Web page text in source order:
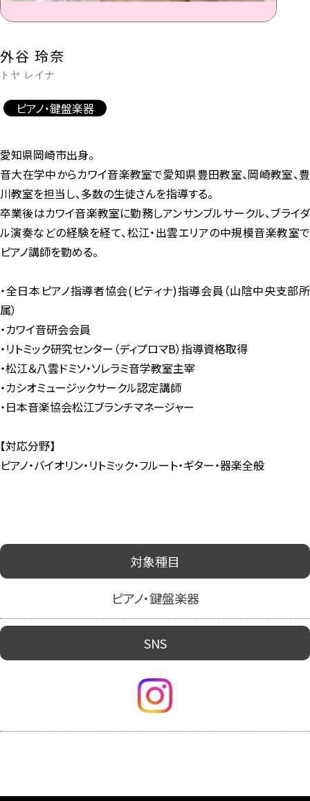
外谷 玲奈
トヤ レイナ
ピアノ・鍵盤楽器
愛知県岡崎市出身。
音大在学中からカワイ音楽教室で愛知県豊田教室、岡崎教室、豊
川教室を担当し、多数の生徒さんを指導する。
卒業後はカワイ音楽教室に勤務しアンサンブルサークル、ブライダ
ル演奏などの経験を経て、松江・出雲エリアの中規模音楽教室で
ピアノ講師を勤める。
・全日本ピアノ指導者協会(ピティナ)指導会員（山陰中央支部所
属）
・カワイ音研会会員
・リトミック研究センター（ディプロマB）指導資格取得
・松江＆八雲ドミソ・ソレラミ音学教室主宰
・カシオミュージックサークル認定講師
・日本音楽協会松江ブランチマネージャー
【対応分野】
ピアノ・バイオリン・リトミック・フルート・ギター・器楽全般
対象種目
ピアノ・鍵盤楽器
SNS